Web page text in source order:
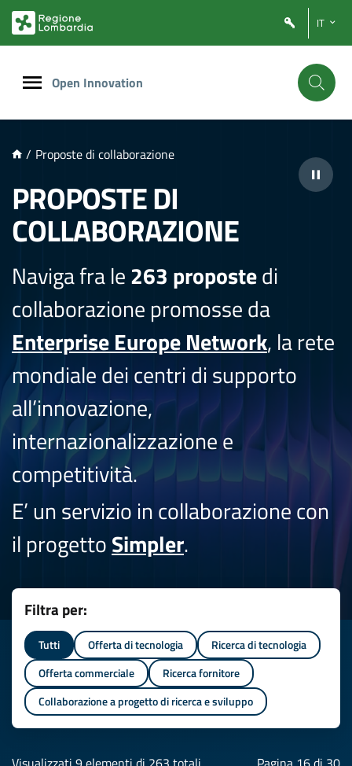
PRINCIPALE
IT
Open Innovation
/ Proposte di collaborazione
PROPOSTE DI
COLLABORAZIONE
Naviga fra le263 propostedi
collaborazione promosse da
Enterprise Europe Network, la rete
mondiale dei centri di supporto
all’innovazione,
internazionalizzazione e
competitività.
E’ un servizio in collaborazione con
il progettoSimpler.
Filtra per:
Tutti Offerta di tecnologia
Ricerca di tecnologia
Offerta commerciale
Ricerca fornitore
Collaborazione a progetto di ricerca e sviluppo